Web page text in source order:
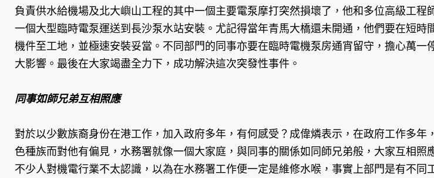
負責供水給機場及北大嶼山工程的其中一個主要電泵摩打突然損壞了，他和多位高級工程
一個大型臨時電泵運送到長沙泵水站安裝。尤記得當年青馬大橋還未開通，他們要在短時
機件至工地，並極速安裝妥當。不同部門的同事亦要在臨時電機泵房通宵留守，擔心萬一
大影響。最後在大家竭盡全力下，成功解決這次突發性事件。
同事如師兄弟互相照應
對於以少數族裔身份在港工作，加入政府多年，有何感受？成偉燐表示，在政府工作多年
色種族而對他有偏見，水務署就像一個大家庭，與同事的關係如同師兄弟般，大家互相照
不少人對機電行業不太認識，以為在水務署工作便一定是維修水喉，事實上部門是有不同